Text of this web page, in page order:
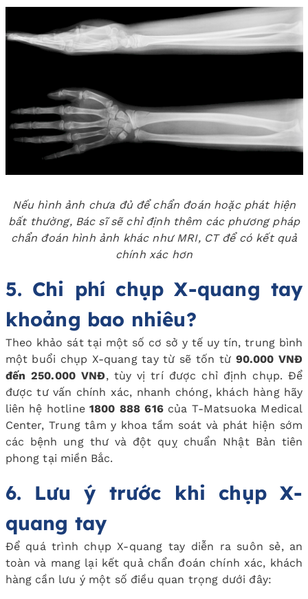
Nếu hình ảnh chưa đủ để chẩn đoán hoặc phát hiện
bất thường, Bác sĩ sẽ chỉ định thêm các phương pháp
chẩn đoán hình ảnh khác như MRI, CT để có kết quả
chính xác hơn
5. Chi phí chụp X-quang tay
khoảng bao nhiêu?
Theo khảo sát tại một số cơ sở y tế uy tín, trung bình
một buổi chụp X-quang tay từ sẽ tốn từ 90.000 VNĐ
đến 250.000 VNĐ, tùy vị trí được chỉ định chụp. Để
được tư vấn chính xác, nhanh chóng, khách hàng hãy
liên hệ hotline 1800 888 616của T-Matsuoka Medical
Center, Trung tâm y khoa tầm soát và phát hiện sớm
các bệnh ung thư và đột quỵ chuẩn Nhật Bản tiên
phong tại miền Bắc.
6. Lưu ý trước khi chụp X-
quang tay
Để quá trình chụp X-quang tay diễn ra suôn sẻ, an
toàn và mang lại kết quả chẩn đoán chính xác, khách
hàng cần lưu ý một số điều quan trọng dưới đây: